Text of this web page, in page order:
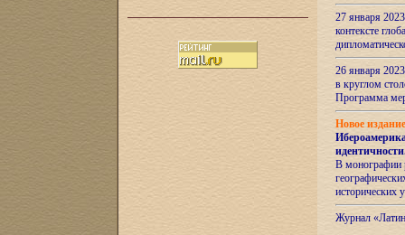
27 января
контексте
26 января
в круглом
Программа
Новое
идентичности
В монографии
исторических
Журнал